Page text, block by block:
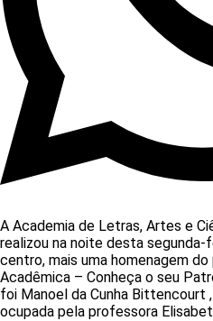
A Academia de Letras, Artes e
realizou na noite desta segunda-
centro, mais uma homenagem do
Acadêmica – Conheça o seu
foi Manoel da Cunha Bittencourt
ocupada pela professora